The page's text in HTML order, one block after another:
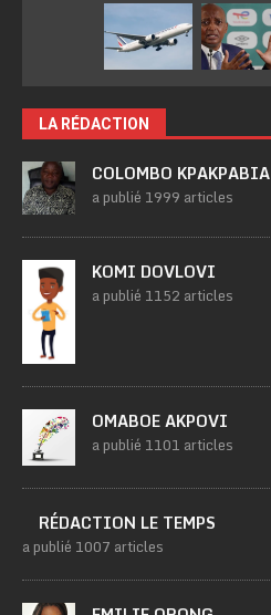
LA RÉDACTION
COLOMBO KPAKPABIA
a publié 1999 articles
KOMI DOVLOVI
a publié 1152 articles
OMABOE AKPOVI
a publié 1101 articles
RÉDACTION LE TEMPS
a publié 1007 articles